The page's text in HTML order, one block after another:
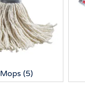
Mops (5)